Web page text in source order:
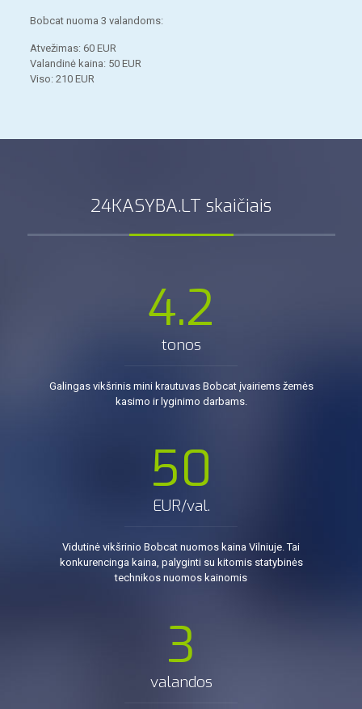
Bobcat nuoma 3 valandoms:
Atvežimas: 60 EUR
Valandinė kaina: 50 EUR
Viso: 210 EUR
24KASYBA.LT skaičiais
4.2
tonos
Galingas vikšrinis mini krautuvas Bobcat įvairiems žemės
kasimo ir lyginimo darbams.
50
EUR/val.
Vidutinė vikšrinio Bobcat nuomos kaina Vilniuje. Tai
konkurencinga kaina, palyginti su kitomis statybinės
technikos nuomos kainomis
3
valandos